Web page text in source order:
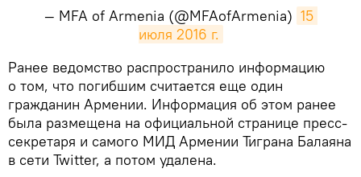
— MFA of Armenia (@MFAofArmenia) 15
июля 2016 г.
​​Ранее ведомство распространило информацию
о том, что погибшим считается еще один
гражданин Армении. Информация об этом ранее
была размещена на официальной странице пресс-
секретаря и самого МИД Армении Тиграна Балаяна
в сети Twitter, а потом удалена.